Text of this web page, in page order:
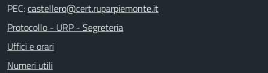
PEC:
Protocollo - URP - Segreteria
Uffici e orari
Numeri utili